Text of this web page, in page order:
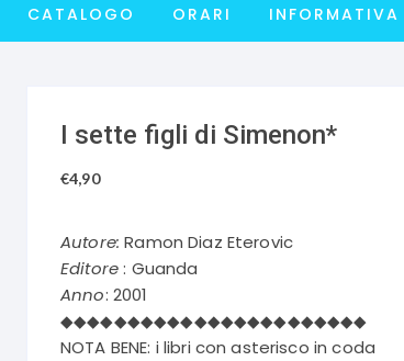
CATALOGO ORARI INFORMATIVA
I sette figli di Simenon*
€4,90
Autore: Ramon Diaz Eterovic
Editore: Guanda
Anno: 2001
◆◆◆◆◆◆◆◆◆◆◆◆◆◆◆◆◆◆◆◆◆◆◆
NOTA BENE: i libri con asterisco in coda